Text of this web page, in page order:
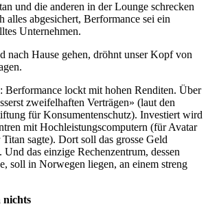
und die anderen in der Lounge schrecken
alles abgesichert, Berformance sei ein
Unternehmen.
nach Hause gehen, dröhnt unser Kopf von
Berformance lockt mit hohen Renditen. Über
zweifelhaften Verträgen» (laut den
für Konsumentenschutz). Investiert wird
mit Hochleistungscomputern (für Avatar
sagte). Dort soll das grosse Geld
das einzige Rechenzentrum, dessen
soll in Norwegen liegen, an einem streng
nichts